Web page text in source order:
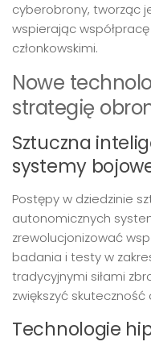
cyberobrony, tworząc
wspierając
członkowskimi.
Nowe
strategię
Sztuczna
systemy
Postępy w dziedzinie
autonomicznych
zrewolucjonizować
badania i testy w
tradycyjnymi siłami
zwiększyć
Technologie